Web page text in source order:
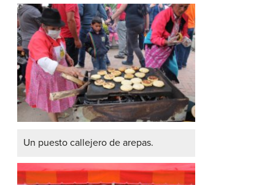
Un puesto callejero de arepas.